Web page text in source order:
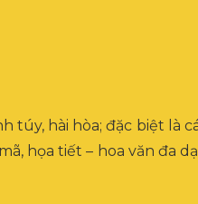
hài hòa; đặc biệt là
họa tiết – hoa văn đa